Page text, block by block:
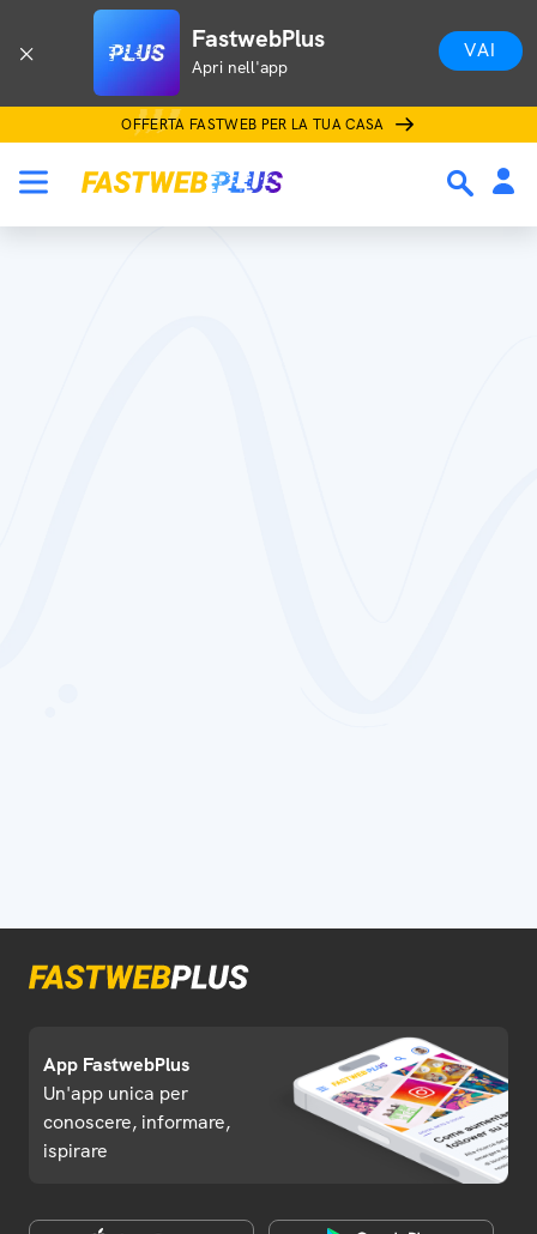
FastwebPlus
Apri nell'app
VAI
OFFERTA FASTWEB PER LA TUA CASA
App FastwebPlus
Un'app unica per
conoscere, informare,
ispirare